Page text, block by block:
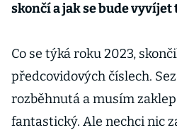
skončí a jak se bude vyvíjet
Co se týká roku 2023,
předcovidových číslech.
rozběhnutá a musím
fantastický. Ale nechci nic